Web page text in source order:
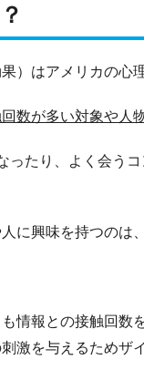
）はアメリカの心
数が多い対象や人
ったり、よく会う
に興味を持つのは、
情報との接触回数
激を与えるためザ